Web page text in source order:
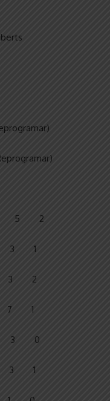
5 2
3 1
3 2
7 1
3 0
3 1